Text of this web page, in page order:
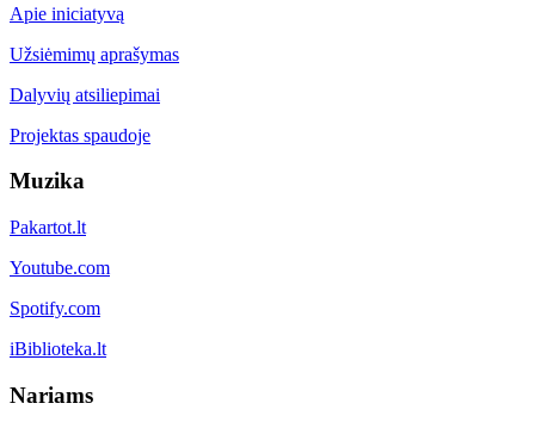
Apie iniciatyvą
Užsiėmimų aprašymas
Dalyvių atsiliepimai
Projektas spaudoje
Muzika
Pakartot.lt
Youtube.com
Spotify.com
iBiblioteka.lt
Nariams